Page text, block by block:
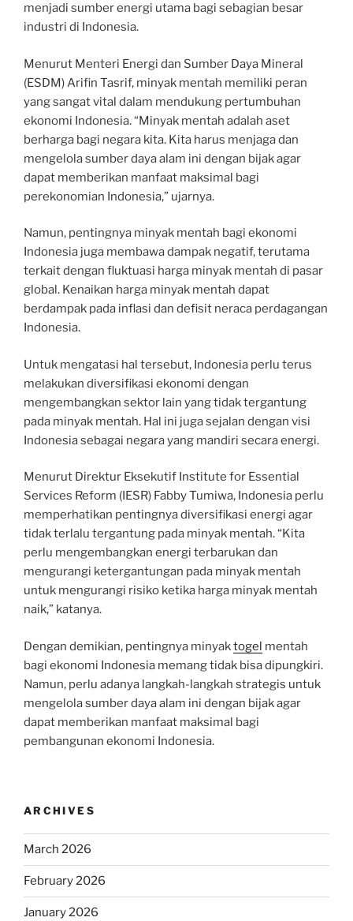
menjadi sumber energi utama bagi sebagian besar
industri di Indonesia.
Menurut Menteri Energi dan Sumber Daya Mineral
(ESDM) Arifin Tasrif, minyak mentah memiliki peran
yang sangat vital dalam mendukung pertumbuhan
ekonomi Indonesia. “Minyak mentah adalah aset
berharga bagi negara kita. Kita harus menjaga dan
mengelola sumber daya alam ini dengan bijak agar
dapat memberikan manfaat maksimal bagi
perekonomian Indonesia,” ujarnya.
Namun, pentingnya minyak mentah bagi ekonomi
Indonesia juga membawa dampak negatif, terutama
terkait dengan fluktuasi harga minyak mentah di pasar
global. Kenaikan harga minyak mentah dapat
berdampak pada inflasi dan defisit neraca perdagangan
Indonesia.
Untuk mengatasi hal tersebut, Indonesia perlu terus
melakukan diversifikasi ekonomi dengan
mengembangkan sektor lain yang tidak tergantung
pada minyak mentah. Hal ini juga sejalan dengan visi
Indonesia sebagai negara yang mandiri secara energi.
Menurut Direktur Eksekutif Institute for Essential
Services Reform (IESR) Fabby Tumiwa, Indonesia perlu
memperhatikan pentingnya diversifikasi energi agar
tidak terlalu tergantung pada minyak mentah. “Kita
perlu mengembangkan energi terbarukan dan
mengurangi ketergantungan pada minyak mentah
untuk mengurangi risiko ketika harga minyak mentah
naik,” katanya.
Dengan demikian, pentingnya minyaktogel mentah
bagi ekonomi Indonesia memang tidak bisa dipungkiri.
Namun, perlu adanya langkah-langkah strategis untuk
mengelola sumber daya alam ini dengan bijak agar
dapat memberikan manfaat maksimal bagi
pembangunan ekonomi Indonesia.
ARCHIVES
March 2026
February 2026
January 2026